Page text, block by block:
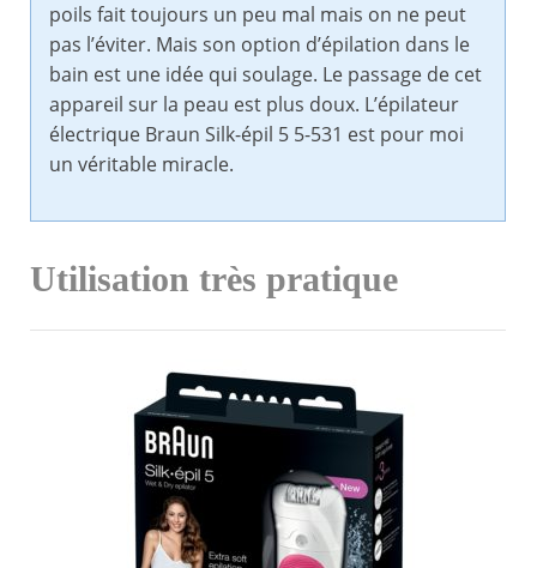
poils fait toujours un peu mal mais on ne peut
pas l’éviter. Mais son option d’épilation dans le
bain est une idée qui soulage. Le passage de cet
appareil sur la peau est plus doux. L’épilateur
électrique Braun Silk-épil 5 5-531 est pour moi
un véritable miracle.
Utilisation très pratique